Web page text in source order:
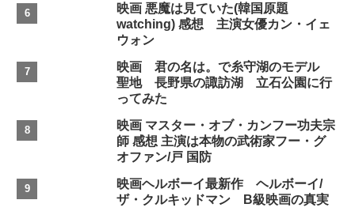
映画 悪魔は見ていた(韓国原題
watching) 感想 主演女優カン・イェ
ウォン
映画 君の名は。で糸守湖のモデル
聖地 長野県の諏訪湖 立石公園に行
ってみた
映画 マスター・オブ・カンフー功夫宗
師 感想 主演は本物の武術家フー・グ
オファン/戸 国防
映画ヘルボーイ最新作 ヘルボーイ/
ザ・クルキッドマン B級映画の真実